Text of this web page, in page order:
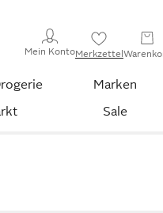
Mein KontoMerkzettel
Marken
Sale